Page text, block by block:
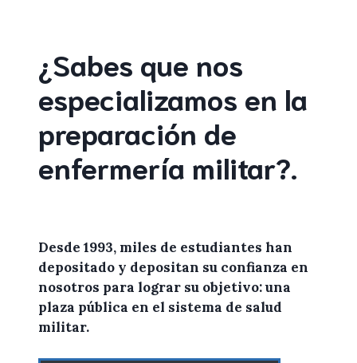
¿Sabes que nos
especializamos en la
preparación de
enfermería militar?.
Desde 1993, miles de estudiantes han
depositado y depositan su confianza en
nosotros para lograr su objetivo: una
plaza pública en el sistema de salud
militar.